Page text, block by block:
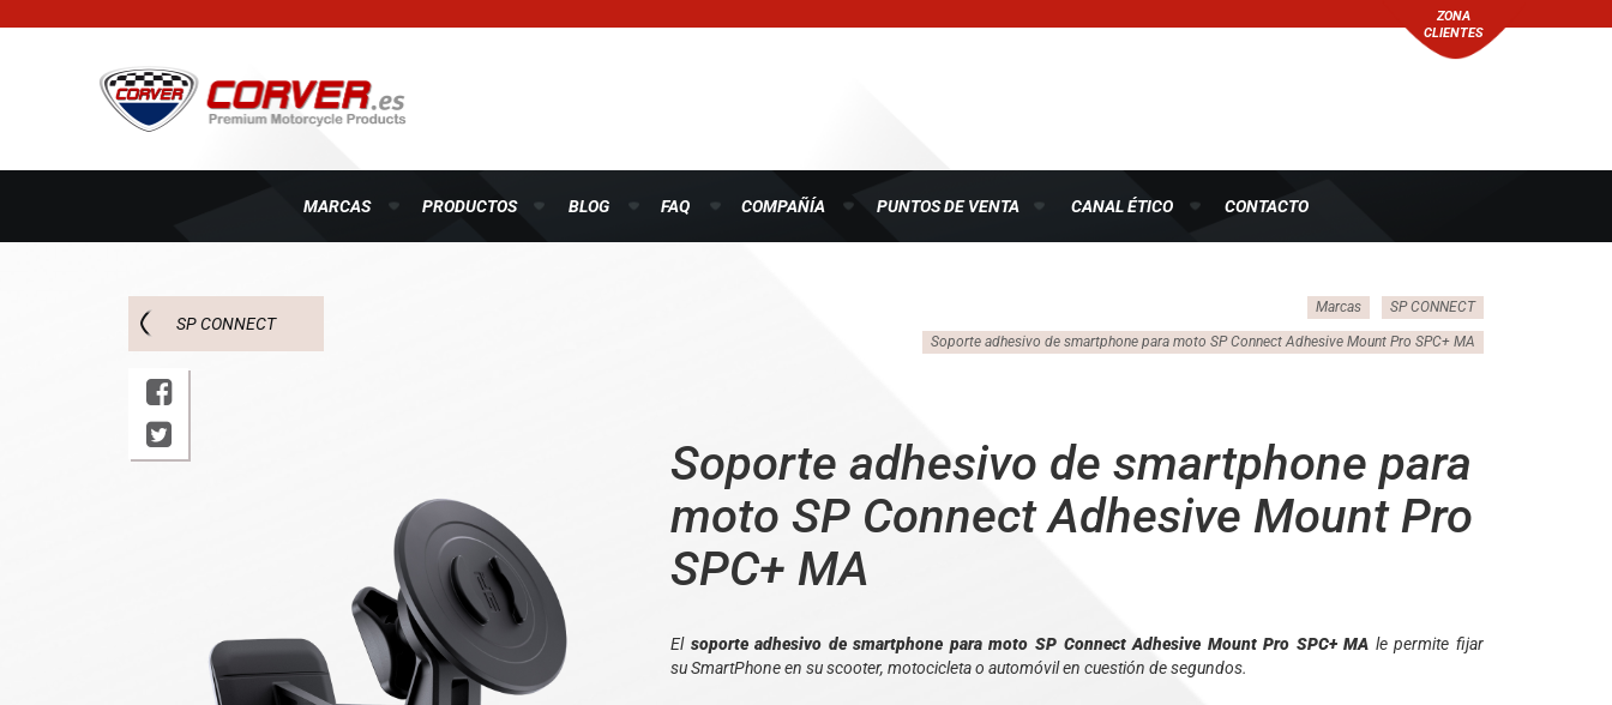
ZONA
CLIENTES
MARCAS PRODUCTOS BLOG FAQ COMPAÑÍA PUNTOS DE VENTA CANAL ÉTICO CONTACTO
SP CONNECT
Marcas SP CONNECT
Soporte adhesivo de smartphone para moto SP Connect Adhesive Mount Pro SPC+ MA
Soporte adhesivo de smartphone para
moto SP Connect Adhesive Mount Pro
SPC+ MA
El soporte adhesivo de smartphone para moto SP Connect Adhesive Mount Pro SPC+ MA le permite fijar
su SmartPhone en su scooter, motocicleta o automóvil en cuestión de segundos.